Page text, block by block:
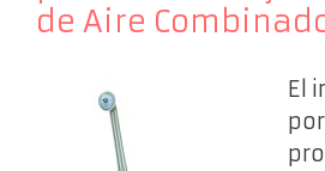
de Aire
El